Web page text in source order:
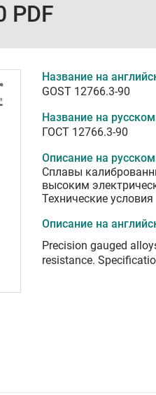
PDF
Название на
GOST 12766.3-90
Название на
ГОСТ 12766.3-90
Описание на
Сплавы
высоким
Технические условия
Описание на
Precision gauged
resistance.